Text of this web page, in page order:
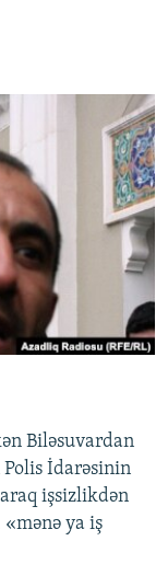
Biləsuvardan
İdarəsinin
işsizlikdən
ya iş